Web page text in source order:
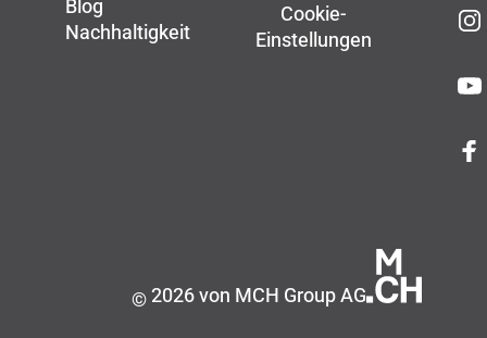
Blog
Nachhaltigkeit
Cookie-
Einstellungen
©2026 von MCH Group AG